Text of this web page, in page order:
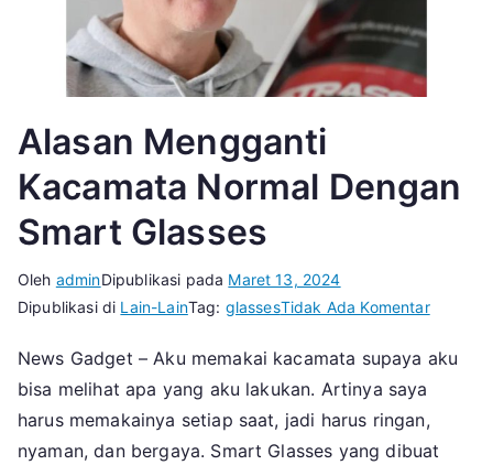
Alasan Mengganti
Kacamata Normal Dengan
Smart Glasses
Oleh adminDipublikasi pada Maret 13, 2024
Dipublikasi di Lain-LainTag: glassesTidak Ada Komentarpada
Dengan
News Gadget – Aku memakai kacamata supaya aku
bisa melihat apa yang aku lakukan. Artinya saya
harus memakainya setiap saat, jadi harus ringan,
nyaman, dan bergaya. Smart Glasses yang dibuat